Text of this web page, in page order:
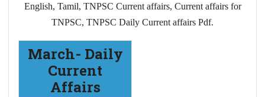
English, Tamil, TNPSC Current affairs, Current affairs for
TNPSC, TNPSC Daily Current affairs Pdf.
March- Daily
Current
Affairs